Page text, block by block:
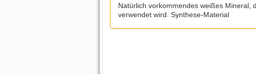
Natürlich vorkommendes weißes Mineral,
verwendet wird. Synthese-Material